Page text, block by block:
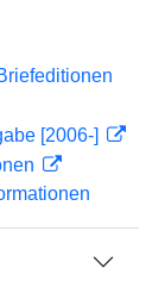
[2006-]